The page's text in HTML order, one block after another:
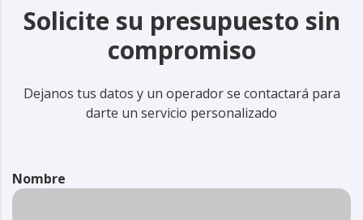
Solicite su presupuesto sin
compromiso
Dejanos tus datos y un operador se contactará para
darte un servicio personalizado
Nombre